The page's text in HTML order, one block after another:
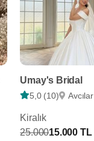
Umay's Bridal
5,0 (10) Avcılar
Kiralık
25.00015.000 TL